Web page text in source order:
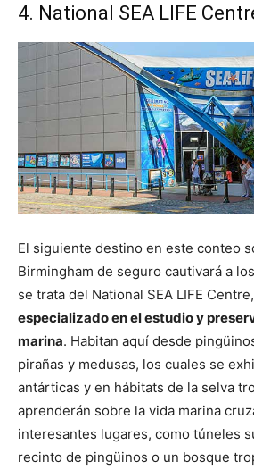
4. National SEA LIFE
El siguiente destino en este conteo
Birmingham de seguro cautivará a
se trata del National SEA LIFE Centre,
especializado en el estudio y
marina. Habitan aquí desde
pirañas y medusas, los cuales se
antárticas y en hábitats de la selva
aprenderán sobre la vida marina
interesantes lugares, como túneles
recinto de pingüinos o un bosque